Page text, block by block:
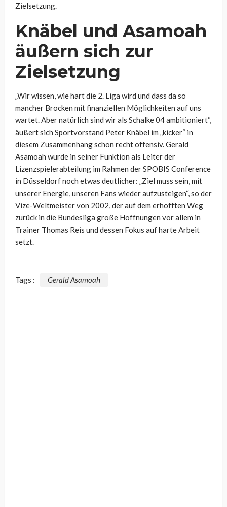
Zielsetzung.
Knäbel und Asamoah
äußern sich zur
Zielsetzung
„Wir wissen, wie hart die 2. Liga wird und dass da so
mancher Brocken mit finanziellen Möglichkeiten auf uns
wartet. Aber natürlich sind wir als Schalke 04 ambitioniert“,
äußert sich Sportvorstand Peter Knäbel im „kicker“ in
diesem Zusammenhang schon recht offensiv. Gerald
Asamoah wurde in seiner Funktion als Leiter der
Lizenzspielerabteilung im Rahmen der SPOBIS Conference
in Düsseldorf noch etwas deutlicher: „Ziel muss sein, mit
unserer Energie, unseren Fans wieder aufzusteigen“, so der
Vize-Weltmeister von 2002, der auf dem erhofften Weg
zurück in die Bundesliga große Hoffnungen vor allem in
Trainer Thomas Reis und dessen Fokus auf harte Arbeit
setzt.
Tags : Gerald Asamoah